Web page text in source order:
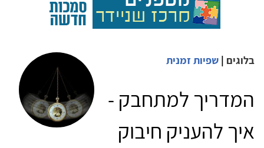
בלוגים | שפיות זמנית
המדריך למתחבק -
איך להעניק חיבוק